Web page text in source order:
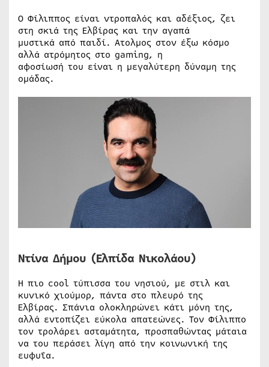
Ο Φίλιππος είναι ντροπαλός και αδέξιος, ζει
στη σκιά της Ελβίρας και την αγαπά
μυστικά από παιδί. Ατολμος στον έξω κόσμο
αλλά ατρόμητος στο gaming, η
αφοσίωσή του είναι η μεγαλύτερη δύναμη της
ομάδας.
Ντίνα Δήμου (Ελπίδα Νικολάου)
Η πιο cool τύπισσα του νησιού, με στιλ και
κυνικό χιούμορ, πάντα στο πλευρό της
Ελβίρας. Σπάνια ολοκληρώνει κάτι μόνη της,
αλλά εντοπίζει εύκολα απατεώνες. Τον Φίλιππο
τον τρολάρει ασταμάτητα, προσπαθώντας μάταια
να του περάσει λίγη από την κοινωνική της
ευφυΐα.